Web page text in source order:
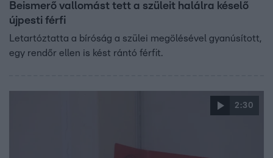
Beismerő vallomást tett a szüleit halálra késelő
újpesti férfi
Letartóztatta a bíróság a szülei megölésével gyanúsított,
egy rendőr ellen is kést rántó férfit.
2:30